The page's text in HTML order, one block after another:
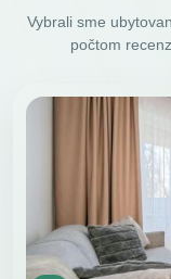
Vybrali sme
počtom